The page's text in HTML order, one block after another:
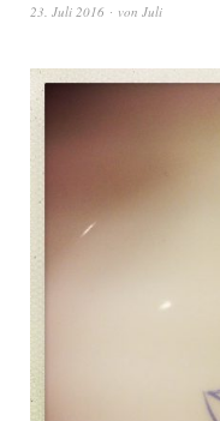
23. Juli 2016 von Juli